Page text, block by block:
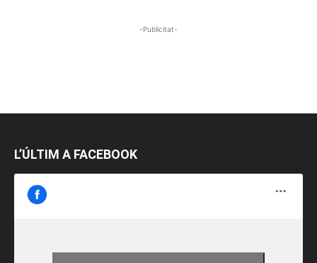
-Publicitat-
L’ÚLTIM A FACEBOOK